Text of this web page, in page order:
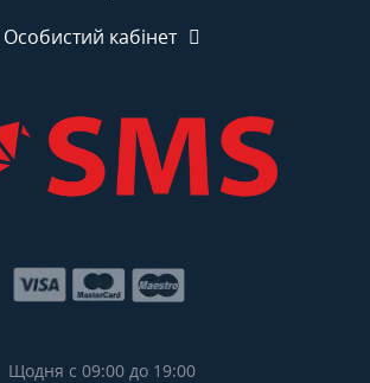
Особистий кабінет
Щодня с 09:00 до 19:00